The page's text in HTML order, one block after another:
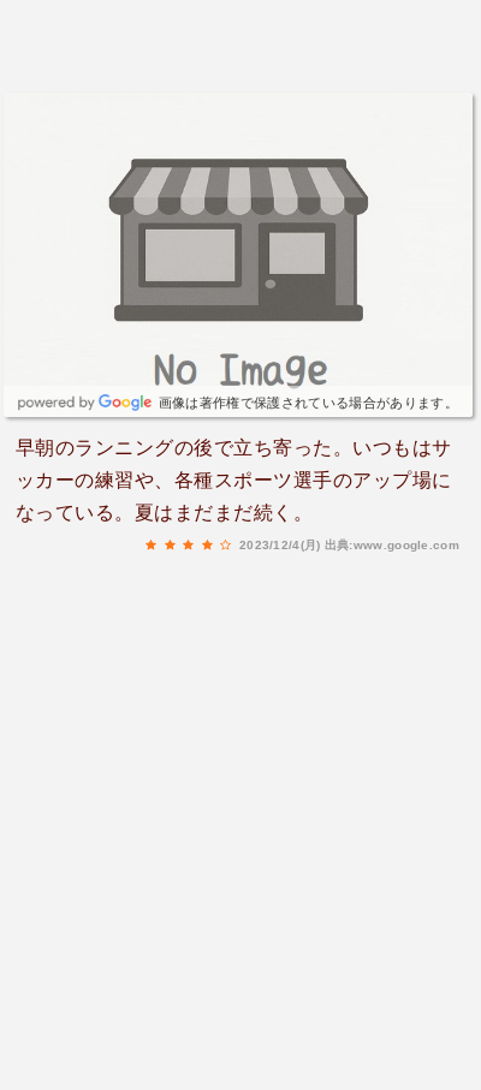
画像は著作権で保護されている場合があります。
早朝のランニングの後で立ち寄った。いつもはサ
ッカーの練習や、各種スポーツ選手のアップ場に
なっている。夏はまだまだ続く。
2023/12/4(月) 出典:www.google.com